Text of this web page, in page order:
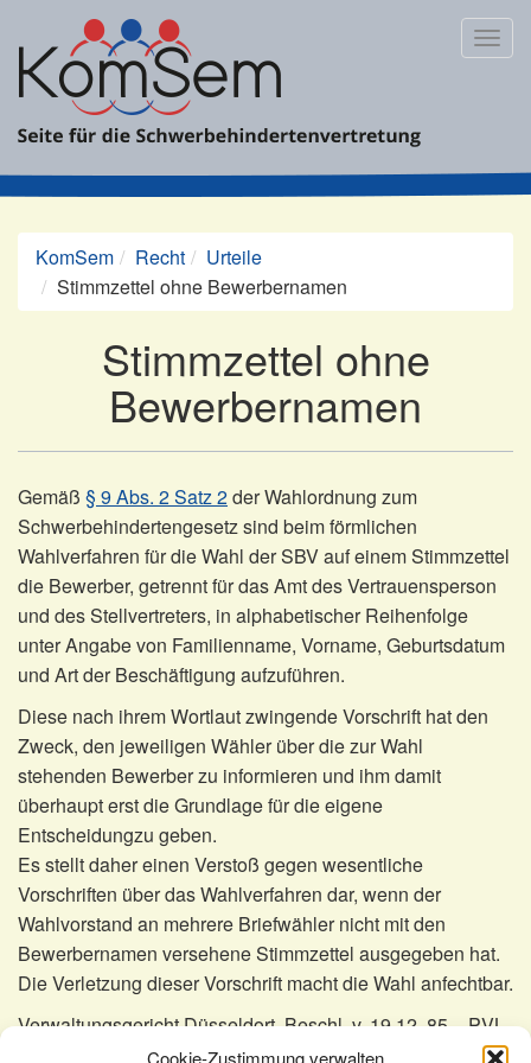
Cookie-Zustimmung verwalten
Inhalt
springen
KomSem Recht
Urteile
Stimmzettel ohne Bewerbernamen
Stimmzettel ohne
Bewerbernamen
Gemäß § 9 Abs. 2 Satz 2der Wahlordnung zum
Schwerbehindertengesetz sind beim förmlichen
Wahlverfahren für die Wahl der SBV auf einem Stimmzettel
die Bewerber, getrennt für das Amt des Vertrauensperson
und des Stellvertreters, in alphabetischer Reihenfolge
unter Angabe von Familienname, Vorname, Geburtsdatum
und Art der Beschäftigung aufzuführen.
Diese nach ihrem Wortlaut zwingende Vorschrift hat den
Zweck, den jeweiligen Wähler über die zur Wahl
stehenden Bewerber zu informieren und ihm damit
überhaupt erst die Grundlage für die eigene
Entscheidungzu geben.
Es stellt daher einen Verstoß gegen wesentliche
Vorschriften über das Wahlverfahren dar, wenn der
Wahlvorstand an mehrere Briefwähler nicht mit den
Bewerbernamen versehene Stimmzettel ausgegeben hat.
Die Verletzung dieser Vorschrift macht die Wahl anfechtbar.
Verwaltungsgericht Düsseldort, Beschl. v. 19.12. 85 – PVL